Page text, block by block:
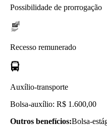
Possibilidade de prorrogação
Recesso remunerado
Auxílio-transporte
Bolsa-auxílio: R$ 1.600,00
Outros benefícios:Bolsa-